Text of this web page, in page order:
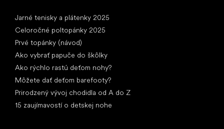
Jarné tenisky a plátenky 2025
Celoročné poltopánky 2025
Prvé topánky (návod)
Ako vybrať papuče do škôlky
Ako rýchlo rastú deťom nohy?
Môžete dať deťom barefooty?
Prirodzený vývoj chodidla od A do Z
15 zaujímavostí o detskej nohe